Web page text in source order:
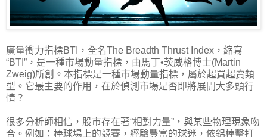
廣量衝力指標BTI，全名The Breadth Thrust Index，縮寫
“BTI”，是一種市場動量指標，由馬丁•茨威格博士(Martin
Zweig)所創。本指標是一種市場動量指標，屬於超買超賣類
型。它最主要的作用，在於偵測市場是否即將展開大多頭行
情？
很多分析師相信，股市存在著“相對力量”，與某些物理現象吻
合。例如：棒球場上的競賽，經驗豐富的球迷，依鋁棒擊打